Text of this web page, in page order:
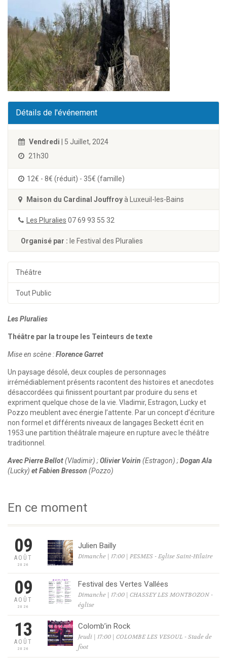
Détails de l'événement
Vendredi | 5 Juillet, 2024
21h30
12€ - 8€ (réduit) - 35€ (famille)
Maison du Cardinal Jouffroyà Luxeuil-les-Bains
Les Pluralies 07 69 93 55 32
Organisé par : le Festival des Pluralies
Théâtre
Tout Public
Les Pluralies
Théâtre par la troupe les Teinteurs de texte
Mise en scène :Florence Garret
Un paysage désolé, deux couples de personnages
irrémédiablement présents racontent des histoires et anecdotes
désaccordées qui finissent pourtant par produire du sens et
expriment quelque chose de la vie. Vladimir, Estragon, Lucky et
Pozzo meublent avec énergie l’attente. Par un concept d’écriture
non formel et différents niveaux de langages Beckett écrit en
1953 une partition théâtrale majeure en rupture avec le théâtre
traditionnel.
Avec Pierre Bellot(Vladimir) ;Olivier Voirin (Estragon) ;Dogan Ala
(Lucky) et Fabien Bresson (Pozzo)
En ce moment
09
AOÛT
2026
Julien Bailly
Dimanche | 17:00 | PESMES - Eglise Saint-Hilaire
09
AOÛT
2026
Festival des Vertes Vallées
Dimanche | 17:00 | CHASSEY LES MONTBOZON -
église
13
AOÛT
2026
Colomb’in Rock
Jeudi | 17:00 | COLOMBE LES VESOUL - Stade de
foot